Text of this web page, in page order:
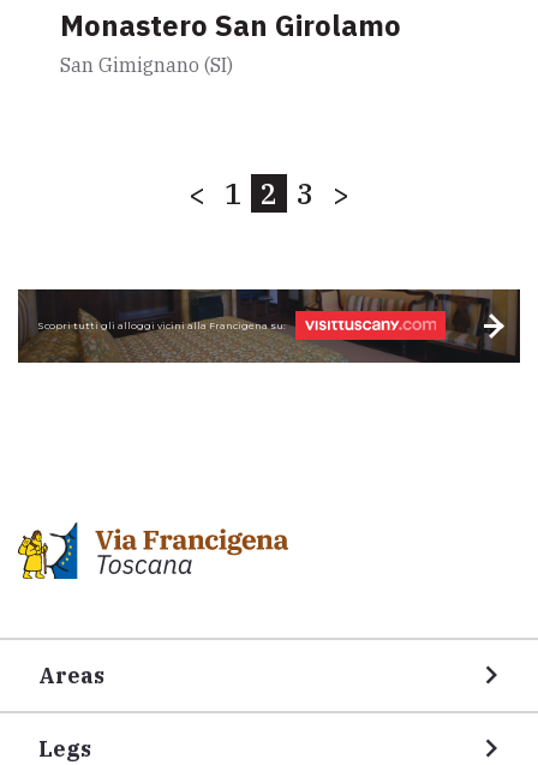
Monastero San Girolamo
San Gimignano (SI)
< 1 2 3 >
Scopri tutti gli alloggi vicini alla Francigena su:
Areas
Legs